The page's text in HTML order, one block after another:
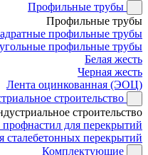
Профильные трубы
Профильные трубы
профильные трубы
профильные трубы
Белая жесть
Черная жесть
Лента оцинкованная (ЭОЦ)
строительство
строительство
для перекрытий
сталебетонных перекрытий
Комплектующие